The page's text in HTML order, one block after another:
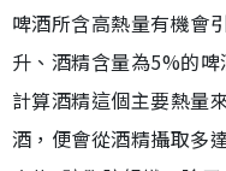
啤酒所含高熱量有機會
升、酒精含量為5%的
計算酒精這個主要熱量
酒，便會從酒精攝取多